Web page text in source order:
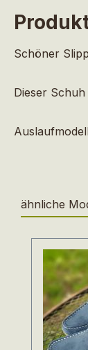
Schöner
Dieser
ähnliche